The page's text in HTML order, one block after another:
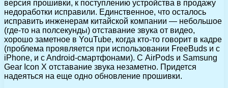
версия прошивки, к поступлению устройства в продажу
недоработки исправили. Единственное, что осталось
исправить инженерам китайской компании — небольшое
(где-то на полсекунды) отставание звука от видео,
хорошо заметное в YouTube, когда кто-то говорит в кадре
(проблема проявляется при использовании FreeBuds и c
iPhone, и c Android-смартфонами). С AirPods и Samsung
Gear Icon X отставание звука незаметно. Придется
надеяться на еще одно обновление прошивки.